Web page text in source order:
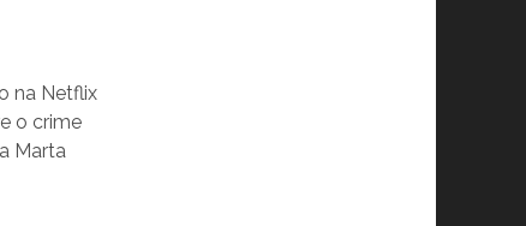
na Netflix
o crime
Marta